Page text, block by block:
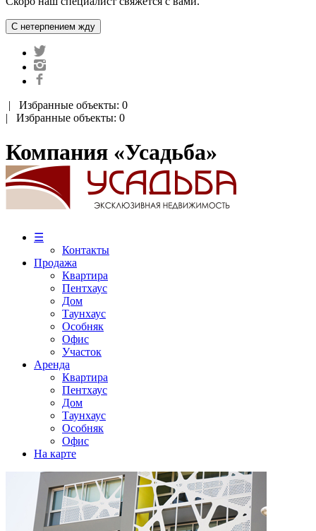
| Избранные объекты: 0
| Избранные объекты: 0
Компания «Усадьба»
☰
Контакты
Продажа
Квартира
Пентхаус
Дом
Таунхаус
Особняк
Офис
Участок
Аренда
Квартира
Пентхаус
Дом
Таунхаус
Особняк
Офис
На карте